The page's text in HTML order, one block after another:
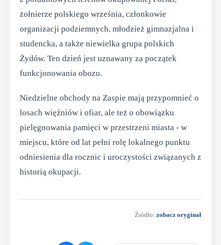
żołnierze polskiego września, członkowie
organizacji podziemnych, młodzież gimnazjalna i
studencka, a także niewielka grupa polskich
Żydów. Ten dzień jest uznawany za początek
funkcjonowania obozu.
Niedzielne obchody na Zaspie mają przypomnieć o
losach więźniów i ofiar, ale też o obowiązku
pielęgnowania pamięci w przestrzeni miasta - w
miejscu, które od lat pełni rolę lokalnego punktu
odniesienia dla rocznic i uroczystości związanych z
historią okupacji.
Źródło: zobacz oryginał